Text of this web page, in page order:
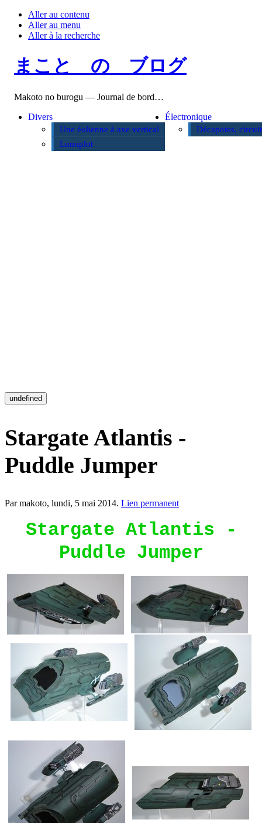
Aller au contenu
Aller au menu
Aller à la recherche
まこと の ブログ
Makoto no burogu — Journal de bord…
Divers
Une éolienne à axe vertical
Lumiplot
Électronique
Décapotes,
undefined
Stargate Atlantis -
Puddle Jumper
Par makoto, lundi, 5 mai 2014. Lien permanent
Stargate Atlantis -
Puddle Jumper